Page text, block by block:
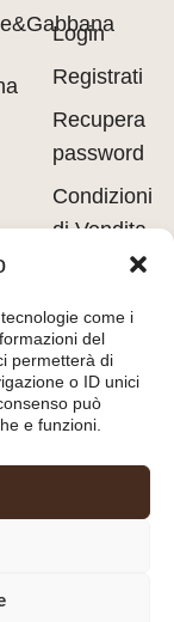
come i
del
permetterà di
o ID unici
può
e funzioni.
Login
Registrati
Recupera
password
Condizioni
di Vendita
policy
Cookie
policy